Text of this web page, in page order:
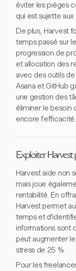
éviter les pièges
qui est sujette aux
De plus, Harvest
temps passé sur
progression de
et allocation des
avec des outils
Asana et GitHub
une gestion des
éliminer le besoin
encore l'efficacité.
Exploiter Harvest
Harvest aide non
mais joue
rentabilité. En
Harvest permet
temps et
informations sont
peut augmenter
stress de 25 %.
Pour les